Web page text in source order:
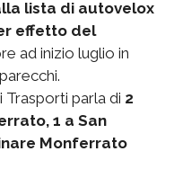
lista di autovelox
effetto del
ad inizio luglio in
Trasporti parla di 2
1 a San
Monferrato